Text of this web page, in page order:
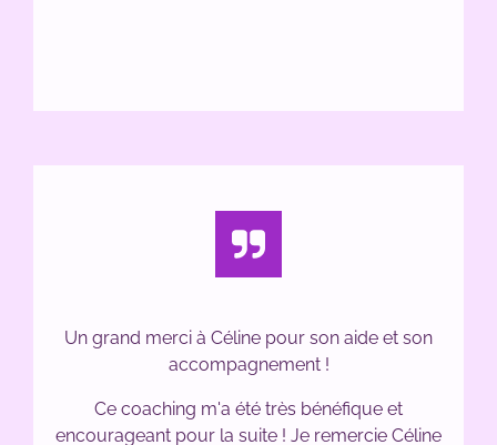
Un grand merci à Céline pour son aide et son
accompagnement !
Ce coaching m'a été très bénéfique et
encourageant pour la suite ! Je remercie Céline